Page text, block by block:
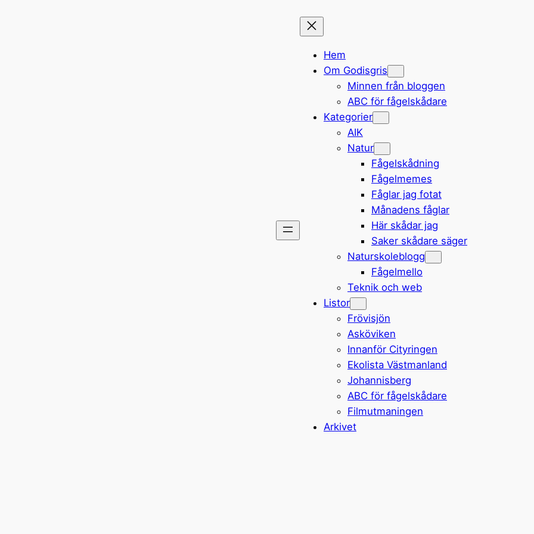
Hem
Om Godisgris
Minnen från bloggen
ABC för fågelskådare
Kategorier
AIK
Natur
Fågelskådning
Fågelmemes
Fåglar jag fotat
Månadens fåglar
Här skådar jag
Saker skådare säger
Naturskoleblogg
Fågelmello
Teknik och web
Listor
Frövisjön
Asköviken
Innanför Cityringen
Ekolista Västmanland
Johannisberg
ABC för fågelskådare
Filmutmaningen
Arkivet